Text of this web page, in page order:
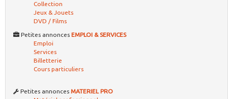
Collection
Jeux & Jouets
DVD / Films
Petites annonces EMPLOI & SERVICES
Emploi
Services
Billetterie
Cours particuliers
Petites annonces MATERIEL PRO